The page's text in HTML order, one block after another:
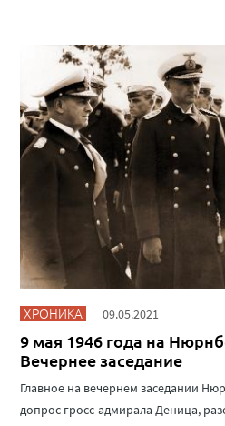
ХРОНИКА 09.05.2021
9 мая 1946 года на
Вечернее заседание
Главное на вечернем заседании
допрос гросс-адмирала Деница,